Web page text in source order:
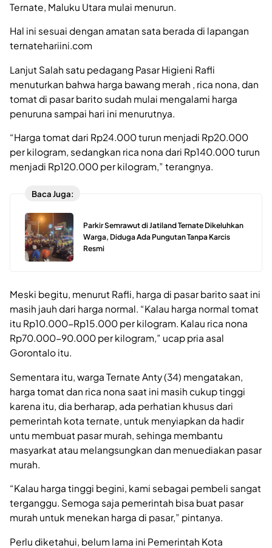
Ternate, Maluku Utara mulai menurun.
Hal ini sesuai dengan amatan sata berada di lapangan
ternatehariini.com
Lanjut Salah satu pedagang Pasar Higieni Rafli
menuturkan bahwa harga bawang merah , rica nona, dan
tomat di pasar barito sudah mulai mengalami harga
penuruna sampai hari ini menurutnya.
“Harga tomat dari Rp24.000 turun menjadi Rp20.000
per kilogram, sedangkan rica nona dari Rp140.000 turun
menjadi Rp120.000 per kilogram,” terangnya.
Baca Juga:
Parkir Semrawut di Jatiland Ternate Dikeluhkan
Warga, Diduga Ada Pungutan Tanpa Karcis
Resmi
Meski begitu, menurut Rafli, harga di pasar barito saat ini
masih jauh dari harga normal. “Kalau harga normal tomat
itu Rp10.000-Rp15.000 per kilogram. Kalau rica nona
Rp70.000-90.000 per kilogram,” ucap pria asal
Gorontalo itu.
Sementara itu, warga Ternate Anty (34) mengatakan,
harga tomat dan rica nona saat ini masih cukup tinggi
karena itu, dia berharap, ada perhatian khusus dari
pemerintah kota ternate, untuk menyiapkan da hadir
untu membuat pasar murah, sehinga membantu
masyarkat atau melangsungkan dan menuediakan pasar
murah.
“Kalau harga tinggi begini, kami sebagai pembeli sangat
terganggu. Semoga saja pemerintah bisa buat pasar
murah untuk menekan harga di pasar,” pintanya.
Perlu diketahui, belum lama ini Pemerintah Kota